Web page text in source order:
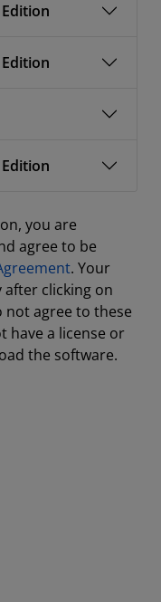
you are
agree to be
. Your
clicking on
agree to these
have a license or
the software.